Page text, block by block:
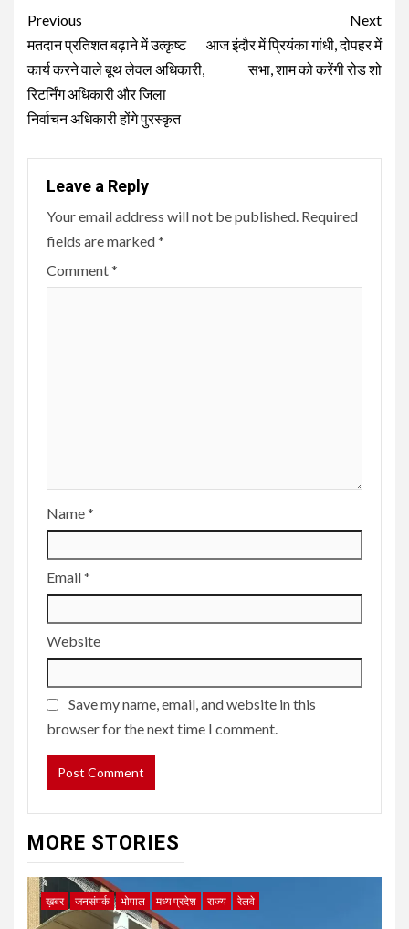
Continue
Reading
Previous
मतदान प्रतिशत बढ़ाने में उत्कृष्ट
कार्य करने वाले बूथ लेवल अधिकारी,
रिटर्निंग अधिकारी और जिला
निर्वाचन अधिकारी होंगे पुरस्कृत
Next
आज इंदौर में प्रियंका गांधी, दोपहर में
सभा, शाम को करेंगी रोड शो
Leave a Reply
Your email address will not be published. Required
fields are marked*
Comment*
Name*
Email*
Website
Save my name, email, and website in this
browser for the next time I comment.
MORE STORIES
ख़बर जनसंपर्क भोपाल मध्य प्रदेश राज्य रेलवे